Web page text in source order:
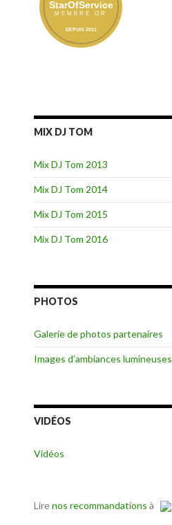
MIX DJ TOM
Mix DJ Tom 2013
Mix DJ Tom 2014
Mix DJ Tom 2015
Mix DJ Tom 2016
PHOTOS
Galerie de photos partenaires
Images d’ambiances lumineuses
VIDÉOS
Vidéos
Lirenos recommandations à